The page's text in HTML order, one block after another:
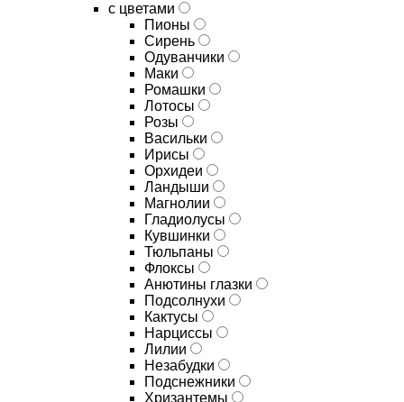
с цветами
Пионы
Сирень
Одуванчики
Маки
Ромашки
Лотосы
Розы
Васильки
Ирисы
Орхидеи
Ландыши
Магнолии
Гладиолусы
Кувшинки
Тюльпаны
Флоксы
Анютины глазки
Подсолнухи
Кактусы
Нарциссы
Лилии
Незабудки
Подснежники
Хризантемы